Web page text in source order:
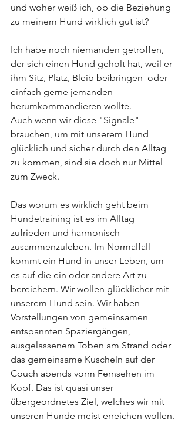
und woher weiß ich, ob die Beziehung
zu meinem Hund wirklich gut ist?
Ich habe noch niemanden getroffen,
der sich einen Hund geholt hat, weil er
ihm Sitz, Platz, Bleib beibringen  oder
einfach gerne jemanden
herumkommandieren wollte.
Auch wenn wir diese "Signale"
brauchen, um mit unserem Hund
glücklich und sicher durch den Alltag
zu kommen, sind sie doch nur Mittel
zum Zweck.
Das worum es wirklich geht beim
Hundetraining ist es im Alltag
zufrieden und harmonisch
zusammenzuleben. Im Normalfall
kommt ein Hund in unser Leben, um
es auf die ein oder andere Art zu
bereichern. Wir wollen glücklicher mit
unserem Hund sein. Wir haben
Vorstellungen von gemeinsamen
entspannten Spaziergängen,
ausgelassenem Toben am Strand oder
das gemeinsame Kuscheln auf der
Couch abends vorm Fernsehen im
Kopf. Das ist quasi unser
übergeordnetes Ziel, welches wir mit
unseren Hunde meist erreichen wollen.